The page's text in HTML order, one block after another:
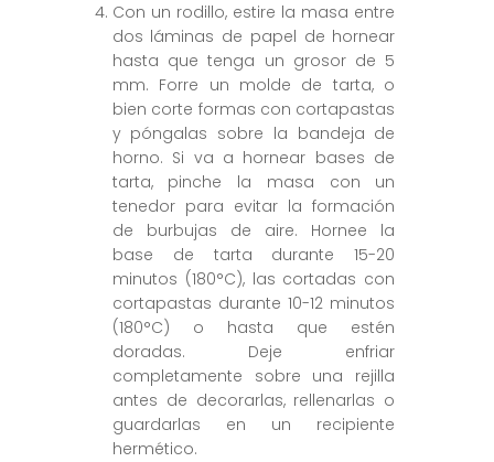
Con un rodillo, estire la masa entre
dos láminas de papel de hornear
hasta que tenga un grosor de 5
mm. Forre un molde de tarta, o
bien corte formas con cortapastas
y póngalas sobre la bandeja de
horno. Si va a hornear bases de
tarta, pinche la masa con un
tenedor para evitar la formación
de burbujas de aire. Hornee la
base de tarta durante 15-20
minutos (180°C), las cortadas con
cortapastas durante 10-12 minutos
(180°C) o hasta que estén
doradas. Deje enfriar
completamente sobre una rejilla
antes de decorarlas, rellenarlas o
guardarlas en un recipiente
hermético.